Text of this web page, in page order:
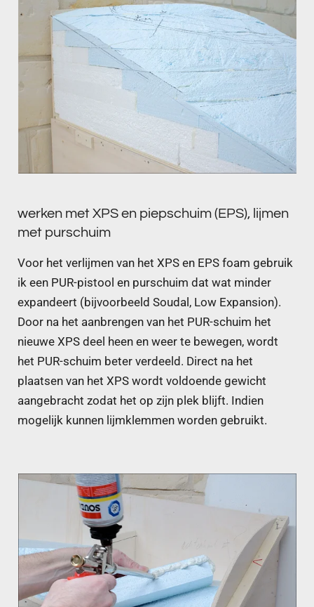
werken met XPS en piepschuim (EPS), lijmen
met purschuim
Voor het verlijmen van het XPS en EPS foam gebruik
ik een PUR-pistool en purschuim dat wat minder
expandeert (bijvoorbeeld Soudal, Low Expansion).
Door na het aanbrengen van het PUR-schuim het
nieuwe XPS deel heen en weer te bewegen, wordt
het PUR-schuim beter verdeeld. Direct na het
plaatsen van het XPS wordt voldoende gewicht
aangebracht zodat het op zijn plek blijft. Indien
mogelijk kunnen lijmklemmen worden gebruikt.